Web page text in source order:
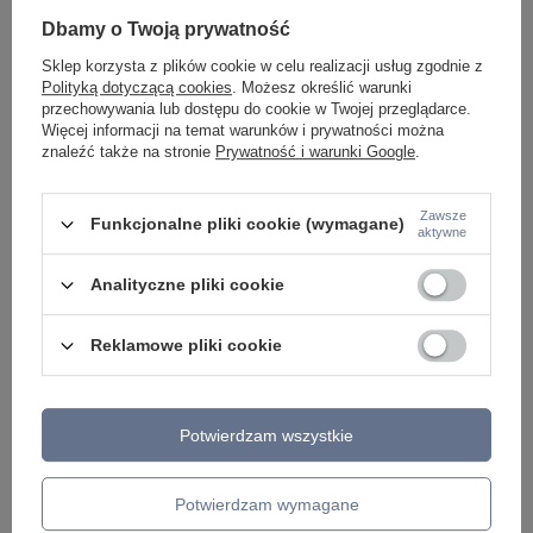
Czarny zwisający kinkiet ścienny z
dekoracyjną kulą z trawertynu LED
3000K Maxlight W0447 Bingo
596,00 zł szt.
Złoty zwisający kinkiet ścienny z
dekoracyjną kulą z trawertynu LED
3000K Maxlight W0449 Bingo
676,00 zł / szt.
dekoracyjną kulą z malachitu
596,00 zł
Maxlight W0448 Bingo
676,00 zł
Dbamy o Twoją prywatność
Sklep korzysta z plików cookie w celu realizacji usług zgodnie z
Polityką dotyczącą cookies. Możesz określić warunki
przechowywania lub dostępu do cookie w Twojej przeglądarce.
Więcej informacji na temat warunków i prywatności można
znaleźć także na stronie Prywatność i warunki Google.
Funkcjonalne pliki cookie (wymagane)
Zawsze
aktywne
Analityczne pliki cookie
Reklamowe pliki cookie
Potwierdzam wymagane
Potwierdzam wszystkie